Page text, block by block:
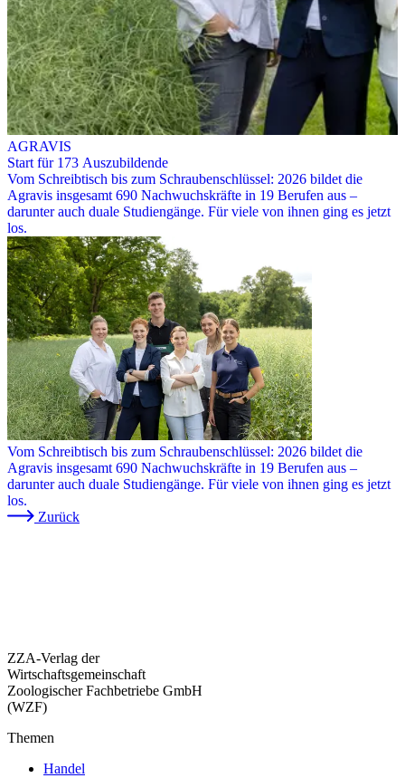
AGRAVIS
Start für 173 Auszubildende
Vom Schreibtisch bis zum Schraubenschlüssel: 2026 bildet die
Agravis insgesamt 690 Nachwuchskräfte in 19 Berufen aus –
darunter auch duale Studiengänge. Für viele von ihnen ging es jetzt
los.
Vom Schreibtisch bis zum Schraubenschlüssel: 2026 bildet die
Agravis insgesamt 690 Nachwuchskräfte in 19 Berufen aus –
darunter auch duale Studiengänge. Für viele von ihnen ging es jetzt
los.
Zurück
ZZA-Verlag der
Wirtschaftsgemeinschaft
Zoologischer Fachbetriebe GmbH
(WZF)
Themen
Handel